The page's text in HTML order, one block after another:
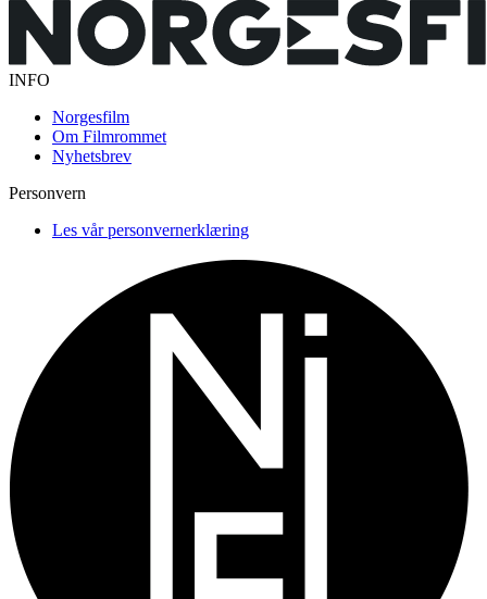
INFO
Norgesfilm
Om Filmrommet
Nyhetsbrev
Personvern
Les vår personvernerklæring